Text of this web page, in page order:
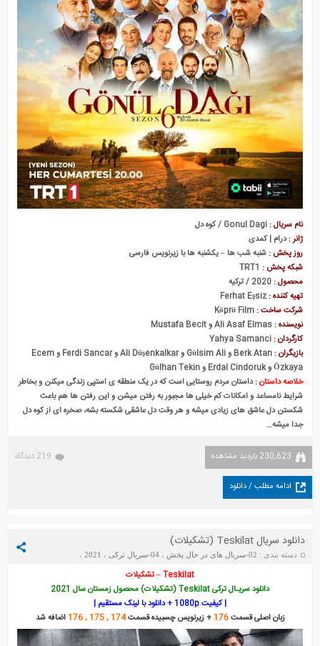
نام سریال :Gonul Dagi / کوه دل
ژانر :درام | کمدی
روز پخش :شنبه شب ها – یکشنبه ها با زیرنویس فارسی
شبکه پخش :
محصول :2020 / ترکیه
تهیه کننده :Ferhat Eşsiz
شرکت ساخت :Köprü Film
نویسنده :Ali Asaf Elmas و Mustafa Becit
کارگردان :Yahya Samanci
بازیگران :
Berk Atan و Gülsim Ali و Ali Düşenkalkar و Ferdi Sancar و Ecem
Özkaya و Erdal Cindoruk و Gülhan Tekin
خلاصه داستان :داستان مردم روستایی است که در یک منطقه ی استپی زندگی میکنن و بخاطر
شرایط نامساعد و امکانات کم خیلی ها مجبور به رفتن میشن و این رفتن ها هم باعث
شکستن دل عاشق های زیادی میشه و هر وقت دل عاشقی شکسته بشه، صخره ای از کوه دل
جدا میشه…
230,623 بازدید مشاهده 219 دیدگاه
ادامه مطلب / دانلود
دانلود سریال Teskilat (تشکیلات)
دسته بندی : 02-سریال های در حال پخش ،04-سریال ترکی ، 2021 ،
تاریخ : یکشنبه 21 ژوئن 2026
Teskilat – تشکیلات
دانلود سریـال ترکی Teskilat (تشکیلات) محصول زمستان سال 2021
| کیفیت 1080p + دانلود با لینک مستقیم |
زبان اصلی قسمت176 + زیرنویس چسبیده قسمت174 , 175 , 176 اضافه شد